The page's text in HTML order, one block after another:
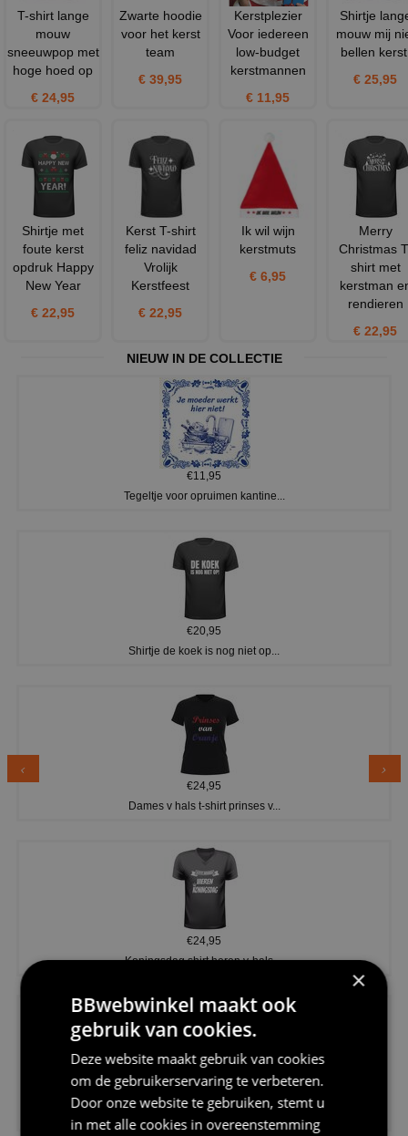
T-shirt lange
mouw
sneeuwpop met
hoge hoed op
€ 24,95
Zwarte hoodie
voor het kerst
team
€ 39,95
Kerstplezier
Voor iedereen
low-budget
kerstmannen
€ 11,95
Shirtje
mouw mij
bellen
€ 25,95
Shirtje met
foute kerst
opdruk Happy
New Year
€ 22,95
Kerst T-shirt
feliz navidad
Vrolijk
Kerstfeest
€ 22,95
Ik wil wijn
kerstmuts
€ 6,95
Merry
Christmas
shirt met
kerstman
rendieren
€ 22,95
NIEUW IN DE COLLECTIE
€11,95
Tegeltje voor opruimen kantine...
€20,95
Shirtje de koek is nog niet op...
€24,95
Dames v hals t-shirt prinses v...
€24,95
Koningsdag shirt heren v-hals ...
V-hals shirt rood wit blauw st...
×
BBwebwinkel maakt ook
gebruik van cookies.
Deze website maakt gebruik van cookies
om de gebruikerservaring te verbeteren.
Door onze website te gebruiken, stemt u
in met alle cookies in overeenstemming